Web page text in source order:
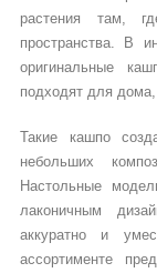
растения там,
пространства. В
оригинальные
подходят для
Такие кашпо
небольших
Настольные
лаконичным
аккуратно и
ассортименте